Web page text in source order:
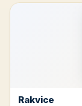
Rakvice